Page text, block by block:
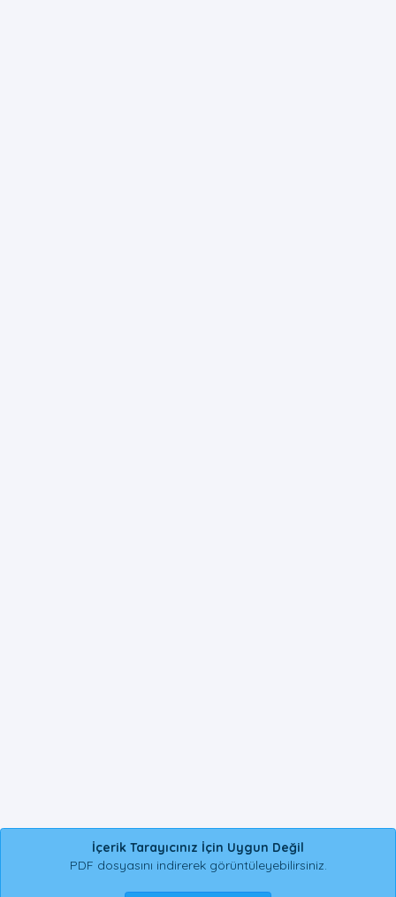
İçerik Tarayıcınız İçin Uygun Değil
PDF dosyasını indirerek görüntüleyebilirsiniz.